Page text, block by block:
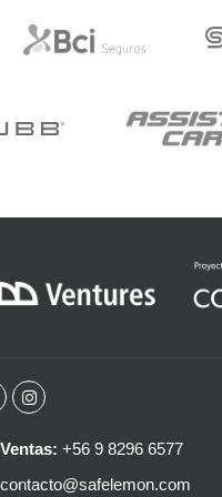
Ventas: +56 9 8296 6577